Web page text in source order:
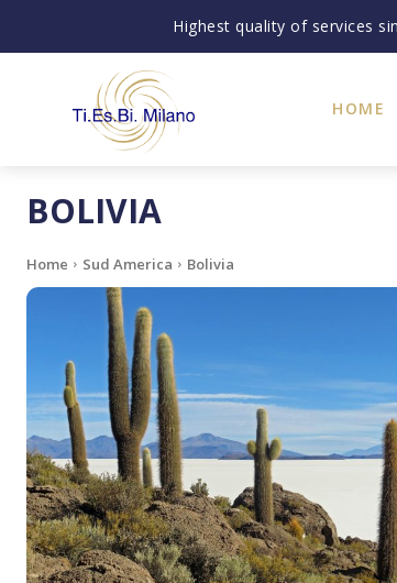
Highest quality of services
HOME
BOLIVIA
Home Sud America Bolivia